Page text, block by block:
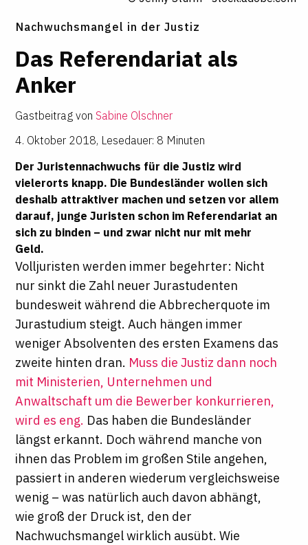
Nachwuchsmangel in der Justiz
Das Refe­ren­da­riat als
Anker
Gastbeitrag von Sabine Olschner
4. Oktober 2018, Lesedauer: 8 Minuten
Der Juristennachwuchs für die Justiz wird
vielerorts knapp. Die Bundesländer wollen sich
deshalb attraktiver machen und setzen vor allem
darauf, junge Juristen schon im Referendariat an
sich zu binden – und zwar nicht nur mit mehr
Geld.
Volljuristen werden immer begehrter: Nicht
nur sinkt die Zahl neuer Jurastudenten
bundesweit während die Abbrecherquote im
Jurastudium steigt. Auch hängen immer
weniger Absolventen des ersten Examens das
zweite hinten dran. Muss die Justiz dann noch
mit Ministerien, Unternehmen und
Anwaltschaft um die Bewerber konkurrieren,
wird es eng. Das haben die Bundesländer
längst erkannt. Doch während manche von
ihnen das Problem im großen Stile angehen,
passiert in anderen wiederum vergleichsweise
wenig – was natürlich auch davon abhängt,
wie groß der Druck ist, den der
Nachwuchsmangel wirklich ausübt. Wie